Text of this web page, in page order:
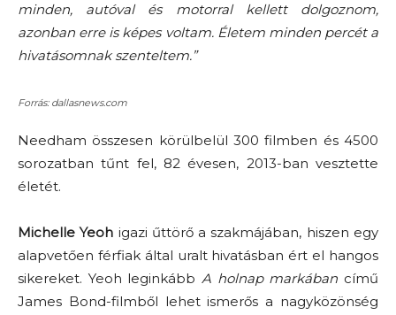
minden, autóval és motorral kellett dolgoznom,
azonban erre is képes voltam. Életem minden percét a
hivatásomnak szenteltem.”
Forrás: dallasnews.com
Needham összesen körülbelül 300 filmben és 4500
sorozatban tűnt fel, 82 évesen, 2013-ban vesztette
életét.
Michelle Yeoh igazi űttörő a szakmájában, hiszen egy
alapvetően férfiak által uralt hivatásban ért el hangos
sikereket. Yeoh leginkább A holnap markában című
James Bond-filmből lehet ismerős a nagyközönség